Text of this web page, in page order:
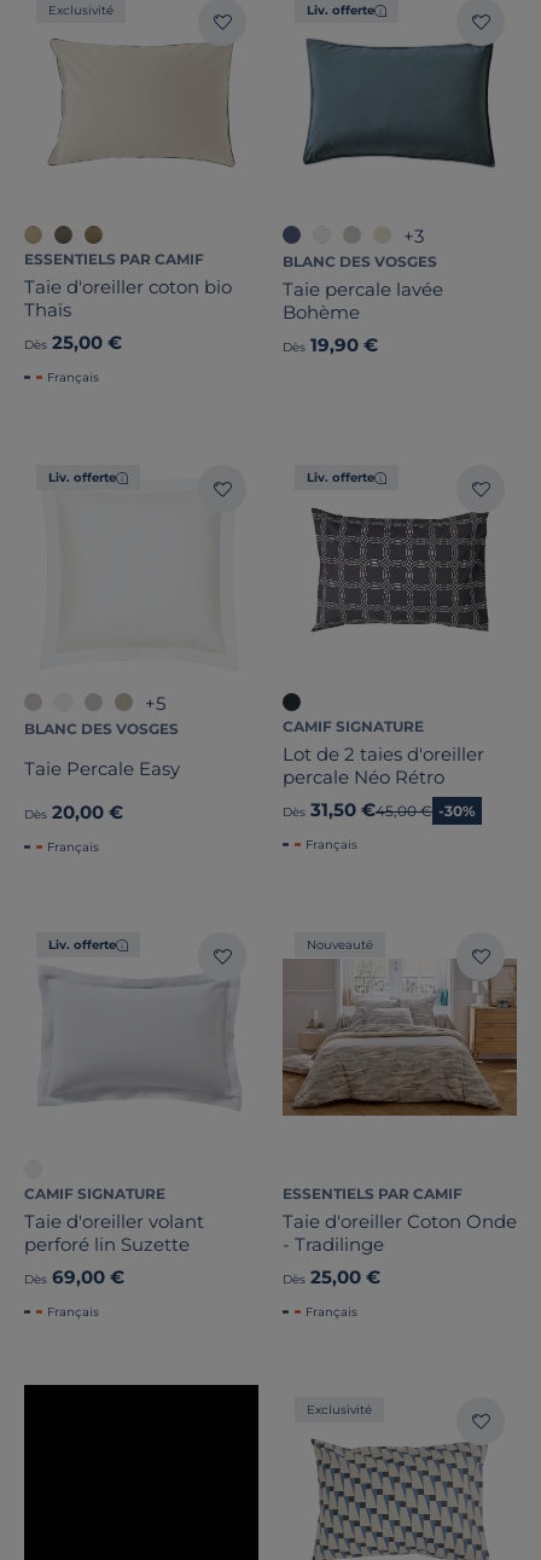
Exclusivité
ESSENTIELS PAR CAMIF
Taie d'oreiller coton bio
Thaïs
Dès 25,00 €
Français
Liv. offerte
+3
BLANC DES VOSGES
Taie percale lavée
Bohème
Dès 19,90 €
Liv. offerte
+5
BLANC DES VOSGES
Taie Percale Easy
Dès 20,00 €
Français
Liv. offerte
CAMIF SIGNATURE
Lot de 2 taies d'oreiller
percale Néo Rétro
Dès 31,50 €Ancien prix
45,00 € -30%
Français
Liv. offerte
CAMIF SIGNATURE
Taie d'oreiller volant
perforé lin Suzette
Dès 69,00 €
Français
Nouveauté
ESSENTIELS PAR CAMIF
Taie d'oreiller Coton Onde
- Tradilinge
Dès 25,00 €
Français
Exclusivité